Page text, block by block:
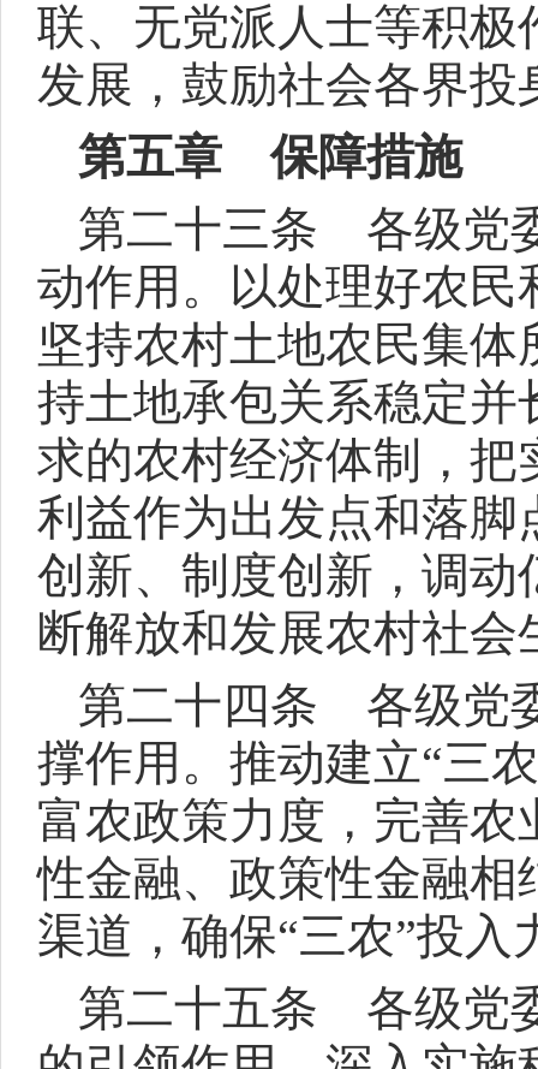
联、无党派人士等积
发展，鼓励社会各界投
第五章 保障措施
第二十三条 各级党
动作用。以处理好农
坚持农村土地农民集
持土地承包关系稳定
求的农村经济体制，
利益作为出发点和落脚
创新、制度创新，调
断解放和发展农村社会
第二十四条 各级党
撑作用。推动建立“三
富农政策力度，完善
性金融、政策性金融
渠道，确保“三农”投
第二十五条 各级党